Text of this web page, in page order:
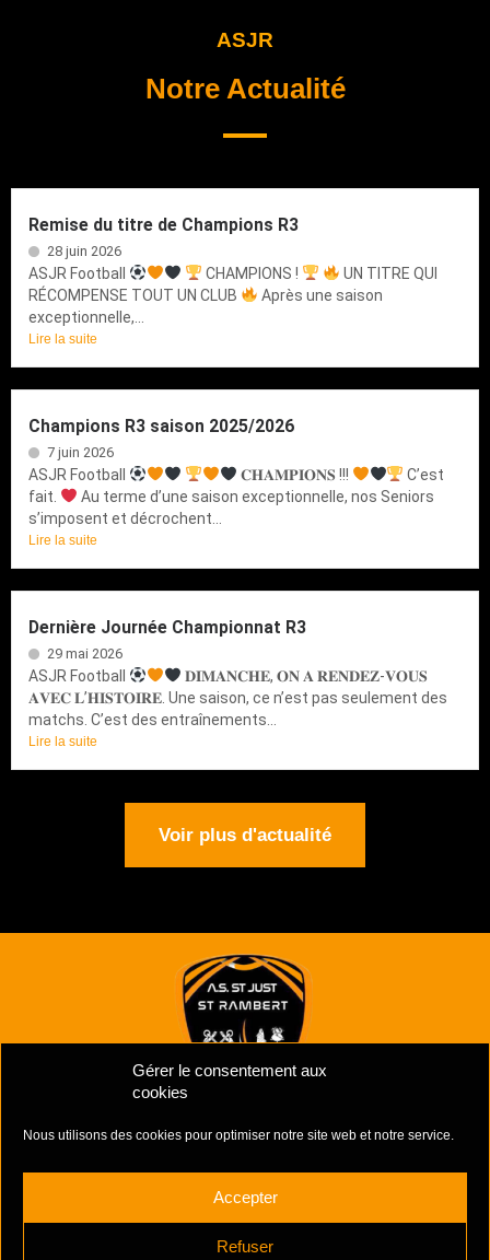
Gérer le consentement aux
cookies
Nous utilisons des cookies pour optimiser notre site web et notre service.
Accepter
Refuser
ASJR
Notre Actualité
Remise du titre de Champions R3
28 juin 2026
ASJR Football CHAMPIONS !
UN TITRE QUI
RÉCOMPENSE TOUT UN CLUB
Après une saison
exceptionnelle,...
Lire la suite
Champions R3 saison 2025/2026
7 juin 2026
ASJR Football 𝐂𝐇𝐀𝐌𝐏𝐈𝐎𝐍𝐒 !!!
C’est
fait.
Au terme d’une saison exceptionnelle, nos Seniors
s’imposent et décrochent...
Lire la suite
Dernière Journée Championnat R3
29 mai 2026
ASJR Football
𝐃𝐈𝐌𝐀𝐍𝐂𝐇𝐄, 𝐎𝐍 𝐀 𝐑𝐄𝐍𝐃𝐄𝐙-𝐕𝐎𝐔𝐒
𝐀𝐕𝐄𝐂 𝐋’𝐇𝐈𝐒𝐓𝐎𝐈𝐑𝐄. Une saison, ce n’est pas seulement des
matchs. C’est des entraînements...
Lire la suite
Voir plus d'actualité
Mentions Légales –
Complexe Sportif Des Unchats,
Rue Jacques Prévert